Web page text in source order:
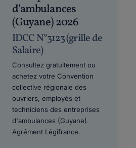
d'ambulances
(Guyane) 2026
IDCC N°3123 (grille de
Salaire)
Consultez gratuitement ou
achetez votre Convention
collective régionale des
ouvriers, employés et
techniciens des entreprises
d'ambulances (Guyane).
Agrément Légifrance.